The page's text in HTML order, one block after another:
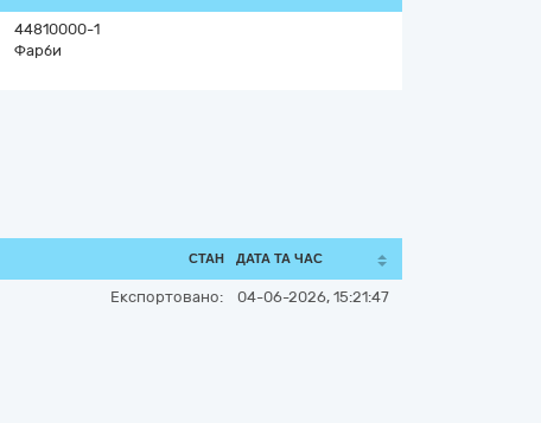
44810000-1
Фарби
СТАН ДАТА ТА ЧАС
Експортовано: 04-06-2026, 15:21:47